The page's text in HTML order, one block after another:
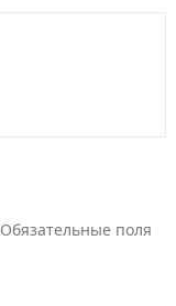
Обязательные поля